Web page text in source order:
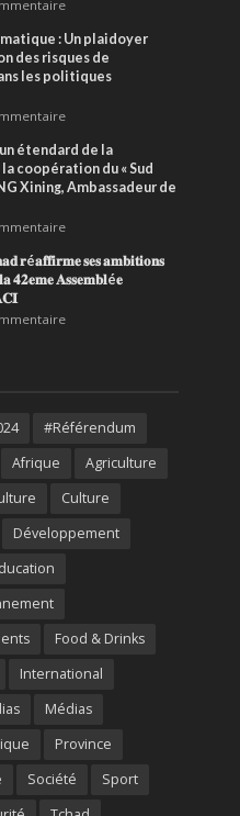
: Un plaidoyer
des risques de
les politiques
étendard de la
coopération du « Sud
Xining, Ambassadeur de
𝐫é𝐚𝐟𝐟𝐢𝐫𝐦𝐞 𝐬𝐞𝐬 𝐚𝐦𝐛𝐢𝐭𝐢𝐨𝐧𝐬
𝟒𝟐𝐞𝐦𝐞 𝐀𝐬𝐬𝐞𝐦𝐛𝐥é𝐞
#Référendum
Afrique
Agriculture
Culture
Développement
Food & Drinks
International
Médias
Province
Société
Sport